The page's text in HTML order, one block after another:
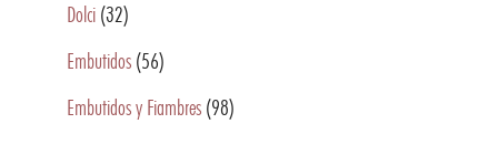
Dolci (32)
Embutidos (56)
Embutidos y Fiambres (98)